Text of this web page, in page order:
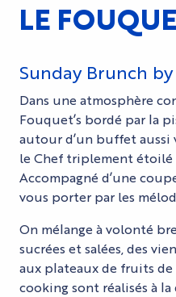
LE
Sunday Brunch by
Dans une atmosphère
Fouquet’s bordé par la
autour d’un buffet aussi
le Chef triplement étoilé
Accompagné d’une
vous porter par les
On mélange à volonté
sucrées et salées, des
aux plateaux de fruits
cooking sont réalisés à